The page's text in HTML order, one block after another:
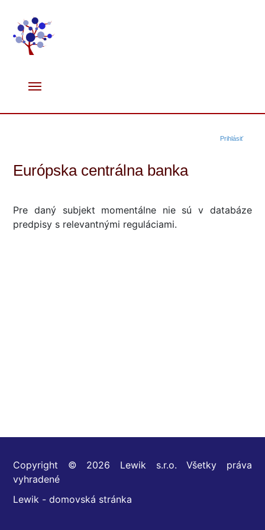
Prihlásiť
Európska centrálna banka
Pre daný subjekt momentálne nie sú v databáze
predpisy s relevantnými reguláciami.
Copyright © 2026 Lewik s.r.o. Všetky práva
vyhradené
Lewik - domovská stránka